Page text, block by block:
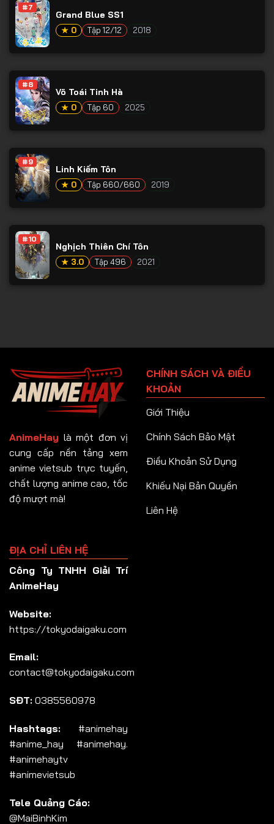
Tập 123
Tập 124
Tập 127
Tập 131
Tập 134
Tập 140
Tập 141
Tập 143
Tập 144
Tập 145
Tập 146
Tập 149
Tập 157
#7
Grand Blue SS1
★ 0 Tập 12/12 2018
#8
Võ Toái Tinh Hà
★ 0 Tập 60 2025
#9
Linh Kiếm Tôn
★ 0 Tập 660/660 2019
#10
Nghịch Thiên Chí Tôn
★ 3.0 Tập 496 2021
AnimeHay là một đơn vị
cung cấp nền tảng xem
anime vietsub trực tuyến,
chất lượng anime cao, tốc
độ mượt mà!
CHÍNH SÁCH VÀ ĐIỀU
KHOẢN
Giới Thiệu
Chính Sách Bảo Mật
Điều Khoản Sử Dụng
Khiếu Nại Bản Quyền
Liên Hệ
ĐỊA CHỈ LIÊN HỆ
Công Ty TNHH Giải Trí
AnimeHay
Website:
https://tokyodaigaku.com
Email:
contact@tokyodaigaku.com
SĐT: 0385560978
Hashtags: #animehay
#anime_hay #animehay.
#animehaytv
#animevietsub
Tele Quảng Cáo:
@MaiBinhKim